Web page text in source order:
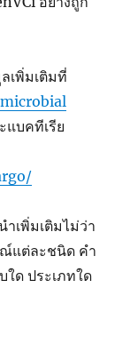
เพิ่มเติมที่
บคทีเรีย
เพิ่มเติมไม่ว่า
แต่ละชนิด คำ
ใด ประเภทใด